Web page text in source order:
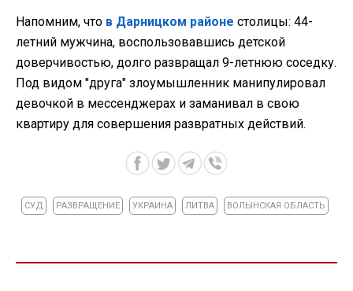
Напомним, что в Дарницком районе столицы: 44-
летний мужчина, воспользовавшись детской
доверчивостью, долго развращал 9-летнюю соседку.
Под видом "друга" злоумышленник манипулировал
девочкой в мессенджерах и заманивал в свою
квартиру для совершения развратных действий.
СУД РАЗВРАЩЕНИЕ УКРАИНА ЛИТВА ВОЛЫНСКАЯ ОБЛАСТЬ